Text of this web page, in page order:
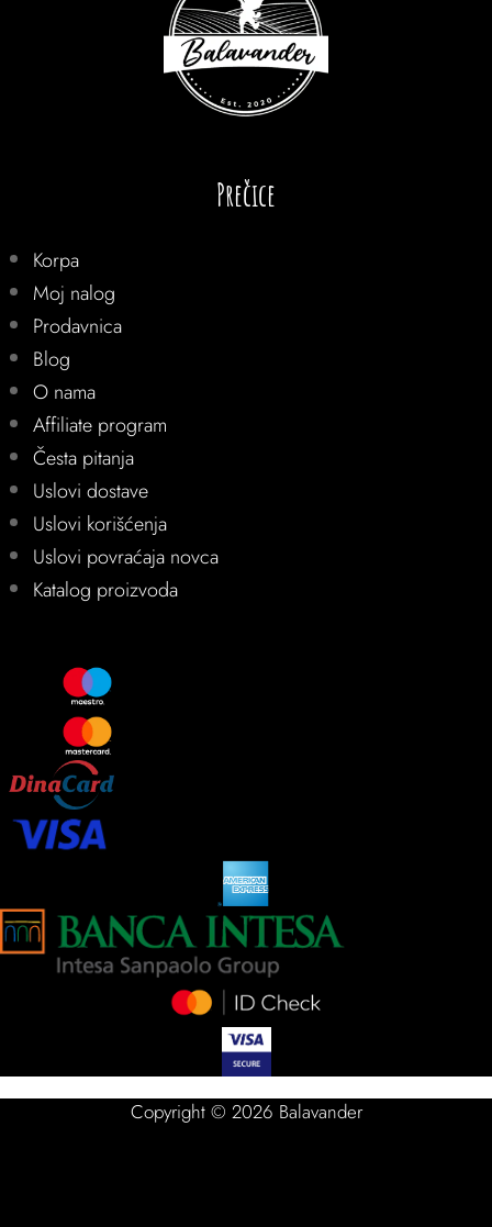
Prečice
Korpa
Moj nalog
Prodavnica
Blog
O nama
Affiliate program
Česta pitanja
Uslovi dostave
Uslovi korišćenja
Uslovi povraćaja novca
Katalog proizvoda
Copyright © 2026 Balavander